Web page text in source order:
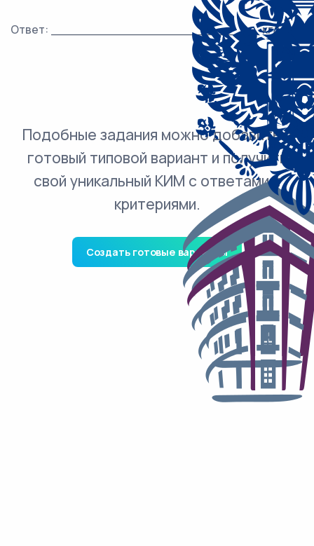
Ответ: ___________________________ кг/м .
Подобные задания можно добавить в
готовый типовой вариант и получить
свой уникальный КИМ с ответами и
критериями.
Создать готовые варианты